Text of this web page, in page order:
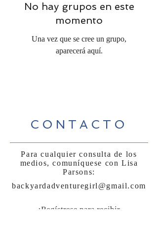
No hay grupos en este
momento
Una vez que se cree un grupo,
aparecerá aquí.
CONTACTO
Para cualquier consulta de los
medios, comuníquese con Lisa
Parsons:
backyardadventuregirl@gmail.com
¡Regístrese para recibir